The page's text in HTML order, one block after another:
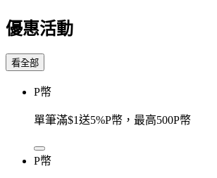
優惠活動
看全部
P幣
單筆滿$1送5%P幣，最高500P幣
P幣